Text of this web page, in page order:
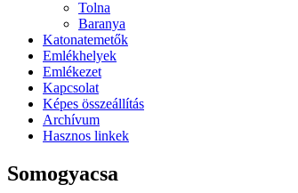
Tolna
Baranya
Katonatemetők
Emlékhelyek
Emlékezet
Kapcsolat
Képes összeállítás
Archívum
Hasznos linkek
Somogyacsa